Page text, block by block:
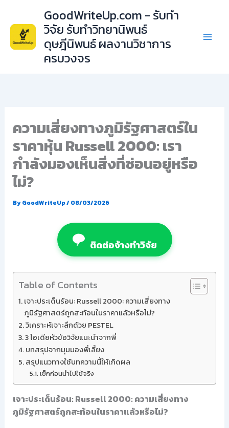
content
GoodWriteUp.com - รับทำ
วิจัย รับทำวิทยานิพนธ์
ดุษฎีนิพนธ์ ผลงานวิชาการ
ครบวงจร
ความเสี่ยงทางภูมิรัฐศาสตร์ใน
ราคาหุ้น Russell 2000: เรา
กำลังมองเห็นสิ่งที่ซ่อนอยู่หรือ
ไม่?
ByGoodWriteUp/08/03/2026
ติดต่อจ้างทำวิจัย
Table of Contents
เจาะประเด็นร้อน: Russell 2000: ความเสี่ยงทาง
ภูมิรัฐศาสตร์ถูกสะท้อนในราคาแล้วหรือไม่?
วิเคราะห์เจาะลึกด้วย PESTEL
3 ไอเดียหัวข้อวิจัยแนะนำจากพี่
บทสรุปจากมุมมองพี่เลี้ยง
สรุปแนวทางใช้บทความนี้ให้เกิดผล
เช็กก่อนนำไปใช้จริง
เจาะประเด็นร้อน: Russell 2000: ความเสี่ยงทาง
ภูมิรัฐศาสตร์ถูกสะท้อนในราคาแล้วหรือไม่?